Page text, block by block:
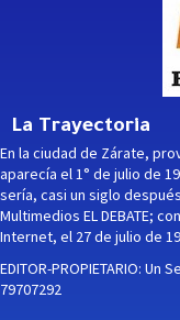
La Trayectoria
En la ciudad de Zárate,
aparecía el 1° de julio de
sería, casi un siglo
Multimedios EL DEBATE;
Internet, el 27 de julio de
EDITOR-PROPIETARIO: Un
79707292